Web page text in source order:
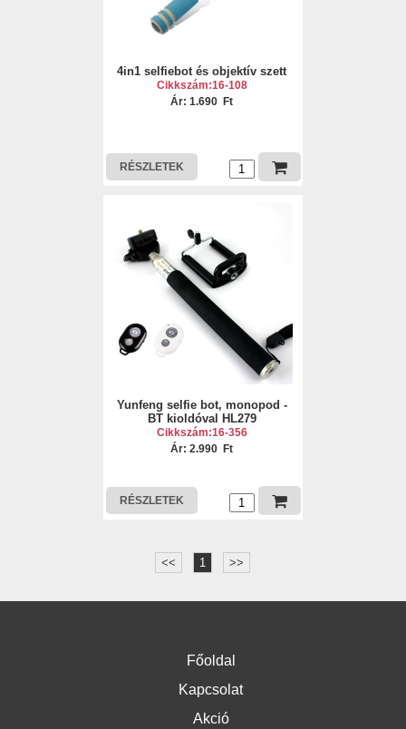
4in1 selfiebot és objektív szett
Cikkszám:16-108
Ár: 1.690 Ft
RÉSZLETEK
Yunfeng selfie bot, monopod -
BT kioldóval HL279
Cikkszám:16-356
Ár: 2.990 Ft
RÉSZLETEK
<< 1 >>
Főoldal
Kapcsolat
Akció